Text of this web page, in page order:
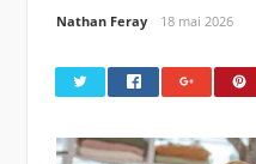
Nathan Feray 18 mai 2026